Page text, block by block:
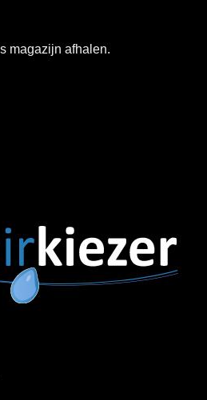
magazijn afhalen.